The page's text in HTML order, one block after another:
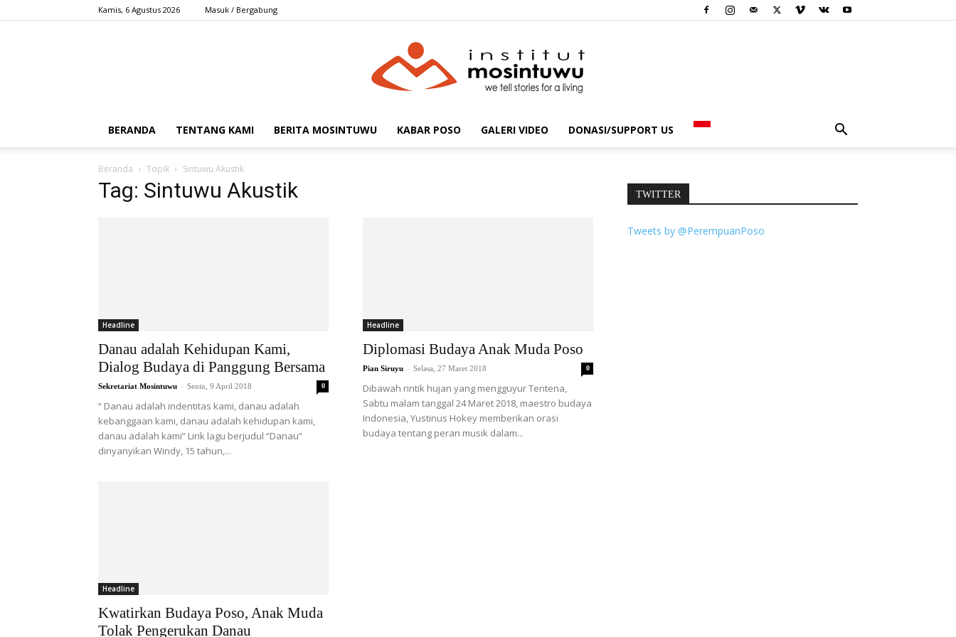
Kamis, 6 Agustus 2026 Masuk / Bergabung
BERANDA TENTANG KAMI BERITA MOSINTUWU KABAR POSO GALERI VIDEO DONASI/SUPPORT US
Beranda Topik Sintuwu Akustik
Tag: Sintuwu Akustik
Headline
Danau adalah Kehidupan Kami,
Dialog Budaya di Panggung Bersama
Sekretariat Mosintuwu - Senin, 9 April 2018 0
“ Danau adalah indentitas kami, danau adalah
kebanggaan kami, danau adalah kehidupan kami,
danau adalah kami” Lirik lagu berjudul “Danau”
dinyanyikan Windy, 15 tahun,...
Headline
Diplomasi Budaya Anak Muda Poso
Pian Siruyu - Selasa, 27 Maret 2018 0
Dibawah rintik hujan yang mengguyur Tentena,
Sabtu malam tanggal 24 Maret 2018, maestro budaya
Indonesia, Yustinus Hokey memberikan orasi
budaya tentang peran musik dalam...
Headline
Kwatirkan Budaya Poso, Anak Muda
Tolak Pengerukan Danau
TWITTER
Tweets by @PerempuanPoso